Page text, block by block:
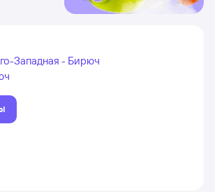
Западная - Бирюч